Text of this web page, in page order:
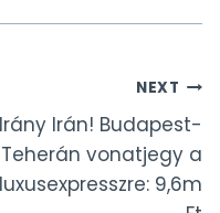
NEXT
Irány Irán! Budapest-
Teherán vonatjegy a
luxusexpresszre: 9,6m